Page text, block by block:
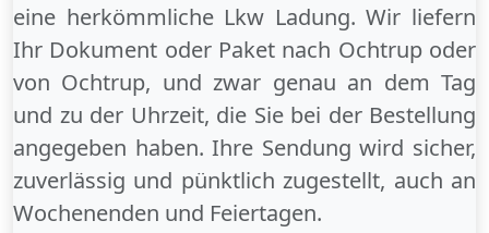
eine herkömmliche Lkw Ladung. Wir liefern
Ihr Dokument oder Paket nach Ochtrupoder
von Ochtrup, und zwar genau an dem Tag
und zu der Uhrzeit, die Sie bei der Bestellung
angegeben haben. Ihre Sendung wird sicher,
zuverlässig und pünktlich zugestellt, auch an
Wochenenden und Feiertagen.